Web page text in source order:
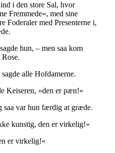
i den store Sal, hvor
Fremmede«, med sine
Foderaler med Presenterne i,
hun, – men saa kom
alle Hofdamerne.
Keiseren, »den er pæn!«
saa var hun færdig at græde.
kunstig, den ervirkelig!«
er virkelig!«